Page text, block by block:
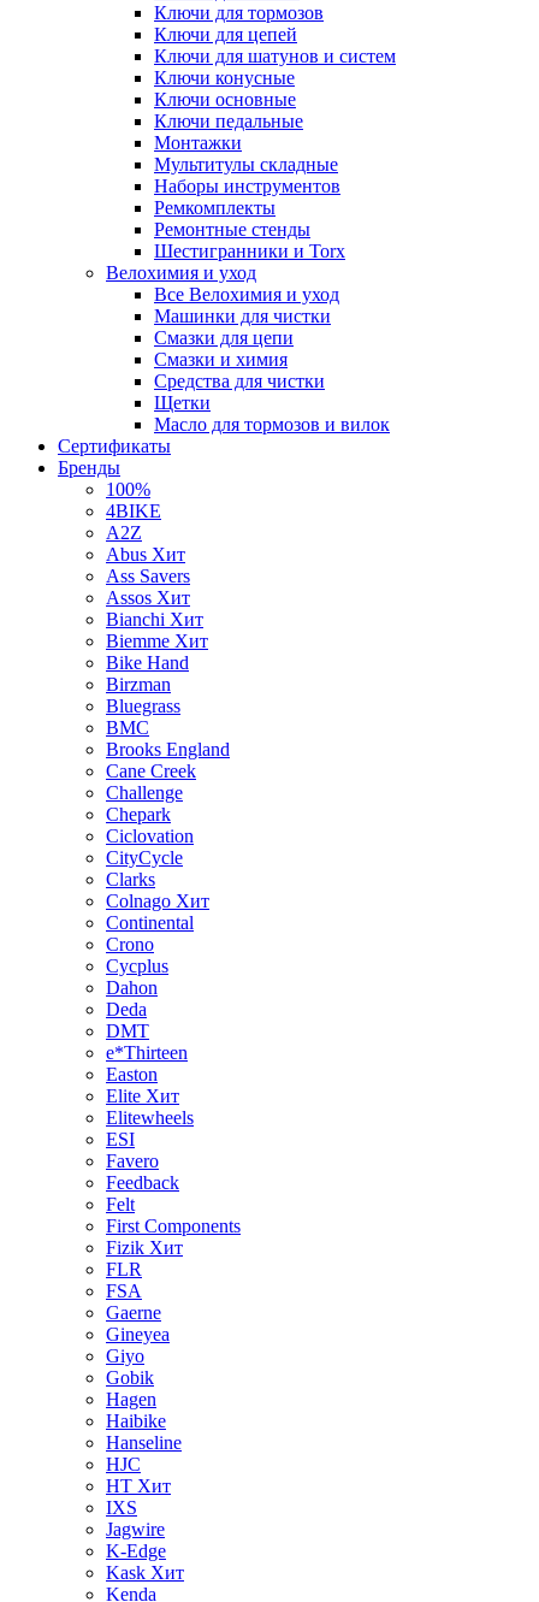
Ключи для тормозов
Ключи для цепей
Ключи для шатунов и систем
Ключи конусные
Ключи основные
Ключи педальные
Монтажки
Мультитулы складные
Наборы инструментов
Ремкомплекты
Ремонтные стенды
Шестигранники и Torx
Велохимия и уход
Все Велохимия и уход
Машинки для чистки
Смазки для цепи
Смазки и химия
Средства для чистки
Щетки
Масло для тормозов и вилок
Сертификаты
Бренды
100%
4BIKE
A2Z
Abus Хит
Ass Savers
Assos Хит
Bianchi Хит
Biemme Хит
Bike Hand
Birzman
Bluegrass
BMC
Brooks England
Cane Creek
Challenge
Chepark
Ciclovation
CityCycle
Clarks
Colnago Хит
Continental
Crono
Cycplus
Dahon
Deda
DMT
e*Thirteen
Easton
Elite Хит
Elitewheels
ESI
Favero
Feedback
Felt
First Components
Fizik Хит
FLR
FSA
Gaerne
Gineyea
Giyo
Gobik
Hagen
Haibike
Hanseline
HJC
HT Хит
IXS
Jagwire
K-Edge
Kask Хит
Kenda